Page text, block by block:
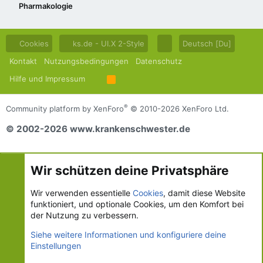
Pharmakologie
Cookies ks.de - UI.X 2-Style
Deutsch [Du]
Kontakt
Nutzungsbedingungen
Datenschutz
Hilfe und Impressum
R
S
S
Community platform by XenForo® © 2010-2026 XenForo Ltd.
© 2002-2026 www.krankenschwester.de
Wir schützen deine Privatsphäre
Wir verwenden essentielle Cookies, damit diese Website
funktioniert, und optionale Cookies, um den Komfort bei
der Nutzung zu verbessern.
Siehe weitere Informationen und konfiguriere deine
Einstellungen